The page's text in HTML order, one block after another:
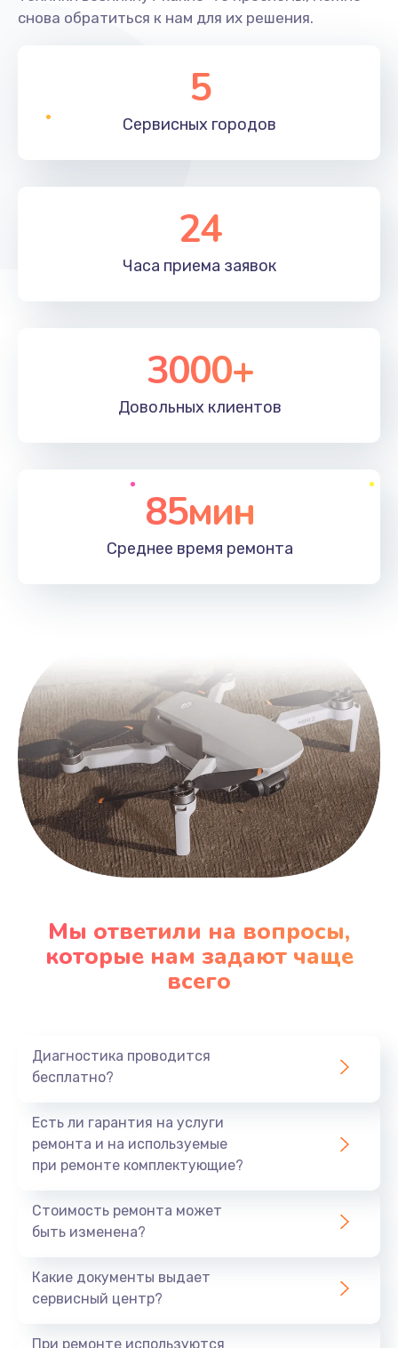
снова обратиться к нам для их решения.
5
Сервисных городов
24
Часа приема заявок
3000+
Довольных клиентов
85мин
Среднее время ремонта
Мы ответили на вопросы,
которые нам задают чаще
всего
Диагностика проводится
бесплатно?
Есть ли гарантия на услуги
ремонта и на используемые
при ремонте комплектующие?
Стоимость ремонта может
быть изменена?
Какие документы выдает
сервисный центр?
При ремонте используются